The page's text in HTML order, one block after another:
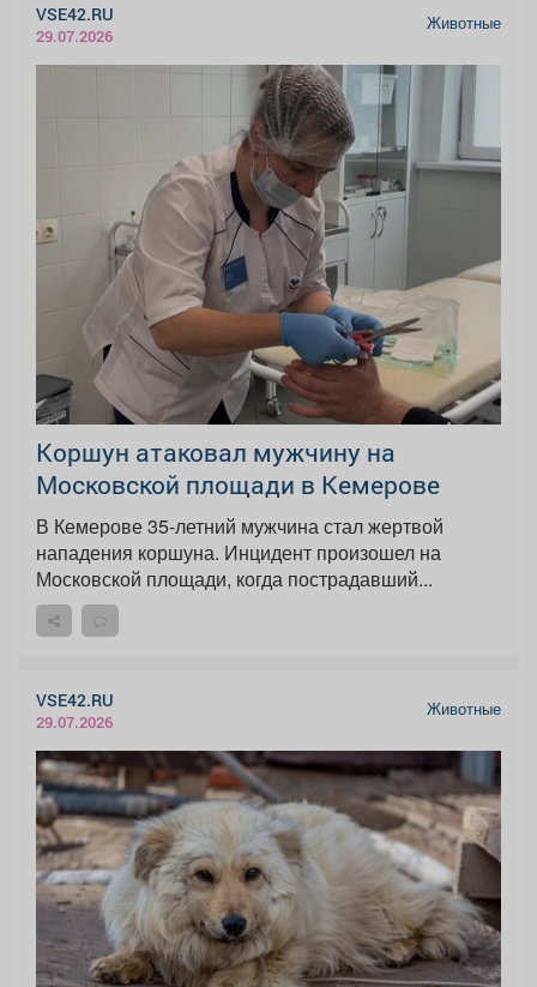
VSE42.RU
29.07.2026
Животные
Коршун атаковал мужчину на
Московской площади в Кемерове
В Кемерове 35-летний мужчина стал жертвой
нападения коршуна. Инцидент произошел на
Московской площади, когда пострадавший...
VSE42.RU
29.07.2026
Животные